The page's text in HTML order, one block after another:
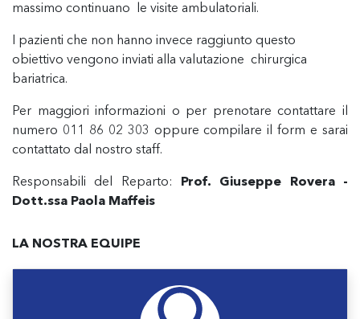
massimo continuano le visite ambulatoriali.
I pazienti che non hanno invece raggiunto questo
obiettivo vengono inviati alla valutazione chirurgica
bariatrica.
Per maggiori informazioni o per prenotare contattare il
numero 011 86 02 303 oppure compilare il form e sarai
contattato dal nostro staff.
Responsabili del Reparto:
Prof. Giuseppe Rovera -
Dott.ssa Paola Maffeis
LA NOSTRA EQUIPE